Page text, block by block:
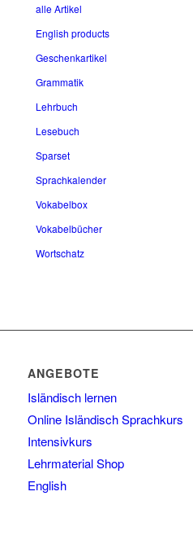
alle Artikel
English products
Geschenkartikel
Grammatik
Lehrbuch
Lesebuch
Sparset
Sprachkalender
Vokabelbox
Vokabelbücher
Wortschatz
ANGEBOTE
Isländisch lernen
Online Isländisch Sprachkurs
Intensivkurs
Lehrmaterial Shop
English